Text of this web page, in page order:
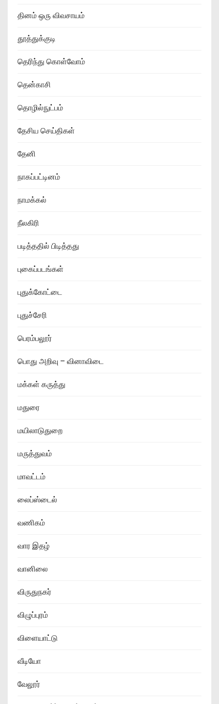
தினம் ஒரு விவசாயம்
தூத்துக்குடி
தெரிந்து கொள்வோம்
தென்காசி
தொழில்நுட்பம்
தேசிய செய்திகள்
தேனி
நாகப்பட்டினம்
நாமக்கல்
நீலகிரி
படித்ததில் பிடித்தது
புகைப்படங்கள்
புதுக்கோட்டை
புதுச்சேரி
பெரம்பலூர்
பொது அறிவு – வினாவிடை
மக்கள் கருத்து
மதுரை
மயிலாடுதுறை
மருத்துவம்
மாவட்டம்
லைப்ஸ்டைல்
வணிகம்
வார இதழ்
வானிலை
விருதுநகர்
விழுப்புரம்
விளையாட்டு
வீடியோ
வேலூர்